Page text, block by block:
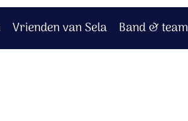
Vrienden van Sela Band & team